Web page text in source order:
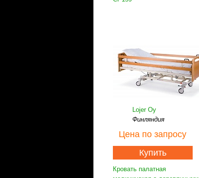
Lojer Oy
Финляндия
Цена по запросу
Купить
Кровать палатная